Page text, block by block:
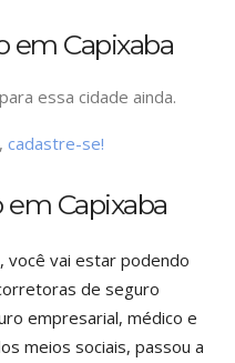
em Capixaba
essa cidade ainda.
cadastre-se!
Capixaba
você vai estar podendo
de seguro
empresarial, médico e
meios sociais, passou a